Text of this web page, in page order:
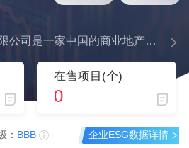
企业简介：首创鉅大有限公司是一家中国的商业地产综合运营商。公司主要从事奥特莱斯综合物业开发及投资控股业务。另外,公司还从事物业投资业务,包括以出租为目的的土地使用权及建筑物以及正在建造或开发过程中将用于出租的建筑物。公司在中国境内开展业务。
在售项目(个)
0
： BBB 企业ESG数据详情